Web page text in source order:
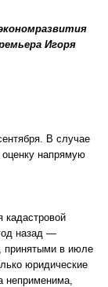
Игоря
В случае
напрямую
кадастровой
назад —
принятыми в июле
юридические
неприменима,